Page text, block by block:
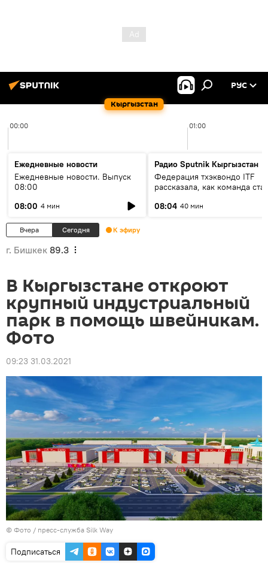
Кыргызстан
РУС
00:00 01:00
Ежедневные новости
Ежедневные новости. Выпуск
08:00
08:00 4 мин
Радио Sputnik Кыргызстан
Федерация тхэквондо ITF
рассказала, как команда
08:04 40 мин
Вчера Сегодня К эфиру
г. Бишкек 89.3
В Кыргызстане откроют
крупный индустриальный
парк в помощь швейникам.
Фото
09:23 31.03.2021
© Фото / пресс-служба Silk Way
Подписаться